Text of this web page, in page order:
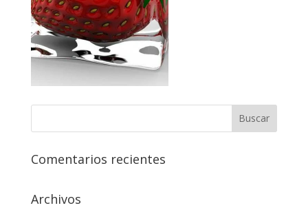
Comentarios recientes
Archivos